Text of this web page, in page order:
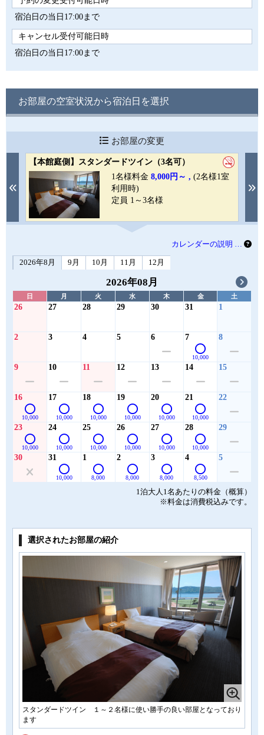
宿泊日の当日17:00まで
キャンセル受付可能日時
宿泊日の当日17:00まで
お部屋の空室状況から宿泊日を選択
お部屋の変更
Previous
【本館庭側】スタンダードツイン（3名可）
1名様料金 8,000円～ , (2名様1室
利用時)
定員 1～3名様
カレンダーの説明 …
2026年8月 9月 10月 11月 12月
2026年08月
日 月 火 水 木 金 土
26 27 28 29 30 31 1
2 3 4 5 6 7
10,000
8
9 10 11 12 13 14 15
16
10,000
17
10,000
18
10,000
19
10,000
20
10,000
21
10,000
22
23
10,000
24
10,000
25
10,000
26
10,000
27
10,000
28
10,000
29
30 31
10,000
1
8,000
2
8,000
3
8,000
4
8,500
5
1泊大人1名あたりの料金（概算）
※料金は消費税込みです。
選択されたお部屋の紹介
スタンダードツイン １～２名様に使い勝手の良い部屋となっており
ます